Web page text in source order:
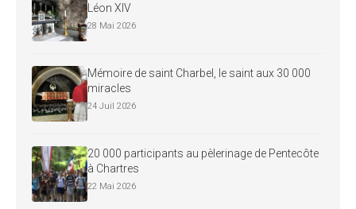
Léon XIV
28 Mai 2026
Mémoire de saint Charbel, le saint aux 30 000
miracles
24 Juil 2026
20 000 participants au pèlerinage de Pentecôte
à Chartres
22 Mai 2026